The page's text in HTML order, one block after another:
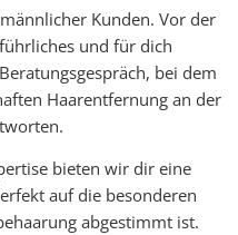
Kunden. Vor der
und für dich
bei dem
Haarentfernung an der
bieten wir dir eine
auf die besonderen
abgestimmt ist.